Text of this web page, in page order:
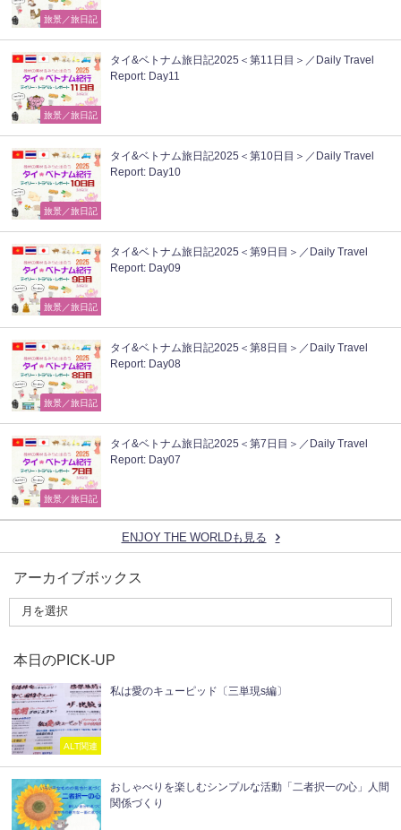
旅景／旅日記
旅景／旅日記
タイ&ベトナム旅日記2025＜第11日目＞／Daily Travel
Report: Day11
旅景／旅日記
タイ&ベトナム旅日記2025＜第10日目＞／Daily Travel
Report: Day10
旅景／旅日記
タイ&ベトナム旅日記2025＜第9日目＞／Daily Travel
Report: Day09
旅景／旅日記
タイ&ベトナム旅日記2025＜第8日目＞／Daily Travel
Report: Day08
旅景／旅日記
タイ&ベトナム旅日記2025＜第7日目＞／Daily Travel
Report: Day07
ENJOY THE WORLDも見る
アーカイブボックス
本日のPICK-UP
ALT関連
私は愛のキューピッド〔三単現s編〕
おしゃべりを楽しむシンプルな活動「二者択一の心」人間
関係づくり